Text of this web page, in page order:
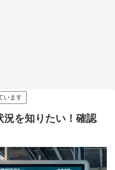
います
況を知りたい！確認